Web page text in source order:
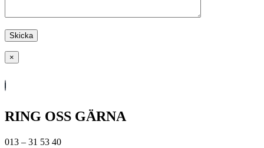
×
RING OSS GÄRNA
013 – 31 53 40